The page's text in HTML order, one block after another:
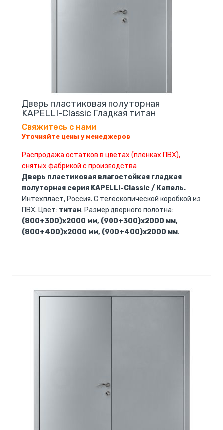
Дверь пластиковая полуторная
KAPELLI-Classic Гладкая титан
Свяжитесь с нами
Уточняйте цены у менеджеров
Распродажа остатков в цветах (пленках ПВХ),
снятых фабрикой с производства
Дверь пластиковая влагостойкая гладкая
полуторная серия KAPELLI-Classic / Капель.
Интехпласт, Россия. С телескопической коробкой из
ПВХ. Цвет: титан. Размер дверного полотна:
(800+300)х2000 мм, (900+300)х2000 мм,
(800+400)х2000 мм, (900+400)х2000 мм.